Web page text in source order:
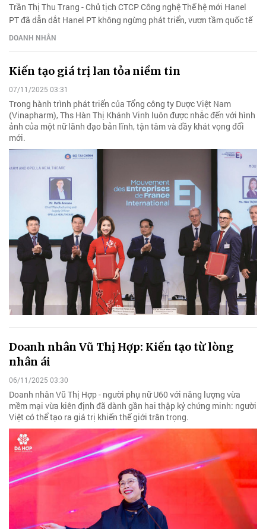
Trần Thị Thu Trang - Chủ tịch CTCP Công nghệ Thế hệ mới Hanel
PT đã dẫn dắt Hanel PT không ngừng phát triển, vươn tầm quốc tế
DOANH NHÂN
Kiến tạo giá trị lan tỏa niềm tin
07/11/2025 03:31
Trong hành trình phát triển của Tổng công ty Dược Việt Nam
(Vinapharm), Ths Hàn Thị Khánh Vinh luôn được nhắc đến với hình
ảnh của một nữ lãnh đạo bản lĩnh, tận tâm và đầy khát vọng đổi
mới.
Doanh nhân Vũ Thị Hợp: Kiến tạo từ lòng
nhân ái
06/11/2025 03:30
Doanh nhân Vũ Thị Hợp - người phụ nữ U60 với năng lượng vừa
mềm mại vừa kiên định đã dành gần hai thập kỷ chứng minh: người
Việt có thể tạo ra giá trị khiến thế giới trân trọng.